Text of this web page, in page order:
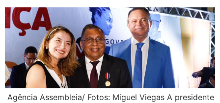
Agência Assembleia/ Fotos: Miguel Viegas A presidente